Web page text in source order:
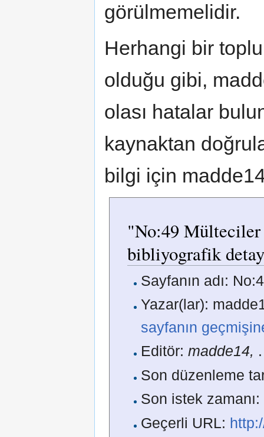
görülmemelidir.
Herhangi bir
olduğu gibi,
olası hatalar
kaynaktan
bilgi için
"No:49 Mülteciler
bibliyografik
Sayfanın adı:
Yazar(lar):
sayfanın
Editör: madde14, .
Son düzenleme
Son istek
Geçerli URL: